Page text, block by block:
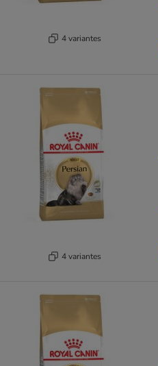
4 variantes
4 variantes